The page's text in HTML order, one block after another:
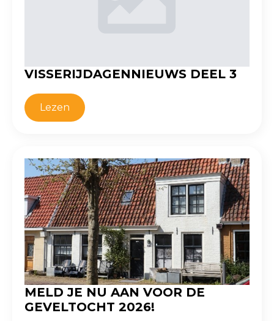
VISSERIJDAGENNIEUWS DEEL 3
Lezen
MELD JE NU AAN VOOR DE
GEVELTOCHT 2026!